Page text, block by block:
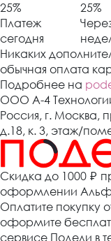
25%
Платеж
сегодня
25%
Никаких
обычная оплата
Подробнее на
ООО А-4
Россия, г. Москва,
д.18, к. 3, этаж/
Cкидка до 1000 ₽
оформлении
Оплатите покупку
оформите
сервисе Подели в